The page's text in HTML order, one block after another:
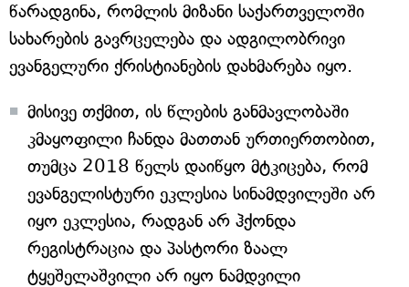
წარადგინა, რომლის მიზანი საქართველოში
სახარების გავრცელება და ადგილობრივი
ევანგელური ქრისტიანების დახმარება იყო.
მისივე თქმით, ის წლების განმავლობაში
კმაყოფილი ჩანდა მათთან ურთიერთობით,
თუმცა 2018 წელს დაიწყო მტკიცება, რომ
ევანგელისტური ეკლესია სინამდვილეში არ
იყო ეკლესია, რადგან არ ჰქონდა
რეგისტრაცია და პასტორი ზაალ
ტყეშელაშვილი არ იყო ნამდვილი